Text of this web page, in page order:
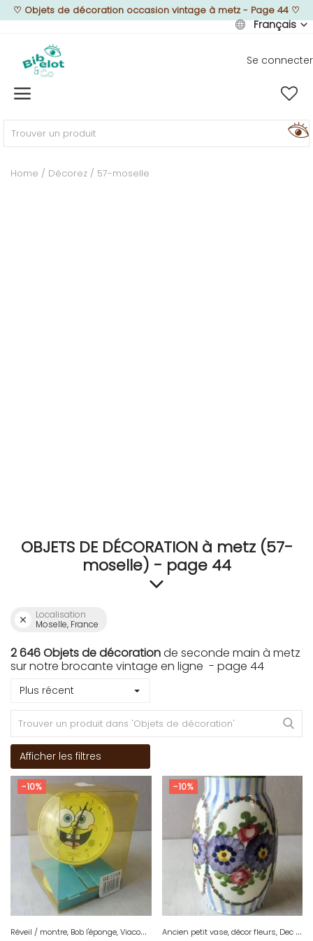
♡ Objets de décoration occasion vintage à metz - Page 44 ♡
Français
Se connecter
Home
MEUBLEZ
Home Décorez 57-moselle
OBJETS DE DÉCORATION à metz (57-
moselle) - page 44
Localisation
Moselle, France
2 646 Objets de décorationde seconde main à metz
sur notre brocante vintage en ligne - page 44
Plus récent
Afficher les filtres
-10%
R
éveil / montre, Bob l'éponge, Viacom Stephen Hillenburg, 2007
-10%
A
ncien petit vase, décor fleurs, Dec Rotenburg, Annaburg, vintage